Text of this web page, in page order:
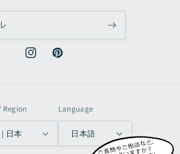
InstagramPinterest
¥ | 日本
Language
日本語